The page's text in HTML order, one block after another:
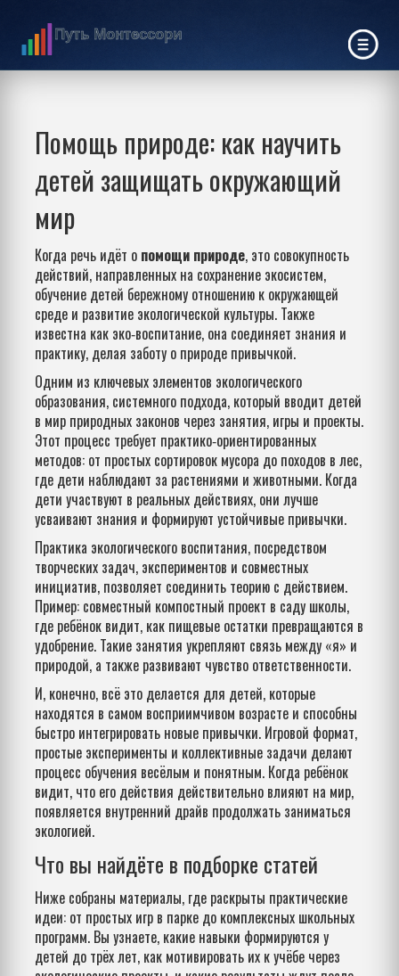
Помощь природе: как научить
детей защищать окружающий
мир
Когда речь идёт о помощи природе, это совокупность
действий, направленных на сохранение экосистем,
обучение детей бережному отношению к окружающей
среде и развитие экологической культуры. Также
известна как эко‑воспитание, она соединяет знания и
практику, делая заботу о природе привычкой.
Одним из ключевых элементов экологического
образования, системного подхода, который вводит детей
в мир природных законов через занятия, игры и проекты.
Этот процесс требует практико‑ориентированных
методов: от простых сортировок мусора до походов в лес,
где дети наблюдают за растениями и животными. Когда
дети участвуют в реальных действиях, они лучше
усваивают знания и формируют устойчивые привычки.
Практика экологического воспитания, посредством
творческих задач, экспериментов и совместных
инициатив, позволяет соединить теорию с действием.
Пример: совместный компостный проект в саду школы,
где ребёнок видит, как пищевые остатки превращаются в
удобрение. Такие занятия укрепляют связь между «я» и
природой, а также развивают чувство ответственности.
И, конечно, всё это делается для детей, которые
находятся в самом восприимчивом возрасте и способны
быстро интегрировать новые привычки. Игровой формат,
простые эксперименты и коллективные задачи делают
процесс обучения весёлым и понятным. Когда ребёнок
видит, что его действия действительно влияют на мир,
появляется внутренний драйв продолжать заниматься
экологией.
Что вы найдёте в подборке статей
Ниже собраны материалы, где раскрыты практические
идеи: от простых игр в парке до комплексных школьных
программ. Вы узнаете, какие навыки формируются у
детей до трёх лет, как мотивировать их к учёбе через